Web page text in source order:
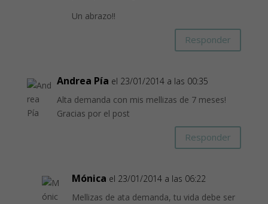
Un abrazo!!
Responder
Andrea Pía el 23/01/2014 a las 00:35
Alta demanda con mis mellizas de 7 meses!
Gracias por el post
Responder
Mónica el 23/01/2014 a las 06:22
Mellizas de ata demanda, tu vida debe ser